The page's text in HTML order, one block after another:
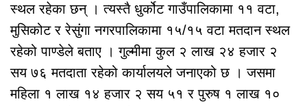
स्थल रहेका छन् । त्यस्तै धुर्कोट गाउँपालिकामा ११ वटा,
मुसिकोट र रेसुंगा नगरपालिकामा १५/१५ वटा मतदान स्थल
रहेको पाण्डेले बताए । गुल्मीमा कुल २ लाख २४ हजार २
सय ७६ मतदाता रहेको कार्यालयले जनाएको छ । जसमा
महिला १ लाख १४ हजार २ सय ५१ र पुरुष १ लाख १०